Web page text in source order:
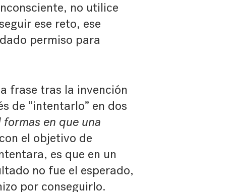
no utilice
ese reto, ese
permiso para
frase tras la invención
de “intentarlo” en dos
en que una
el objetivo de
es que en un
no fue el esperado,
por conseguirlo.